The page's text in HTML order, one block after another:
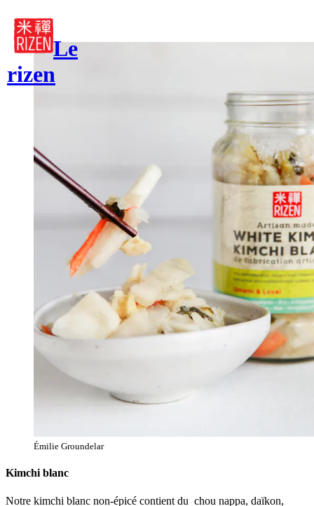
Le
rizen
Notre entreprise
Politique
FACEBOOK
RETOUR
Émilie Groundelar
Kimchi blanc
Notre kimchi blanc non-épicé contient du chou nappa, daïkon,